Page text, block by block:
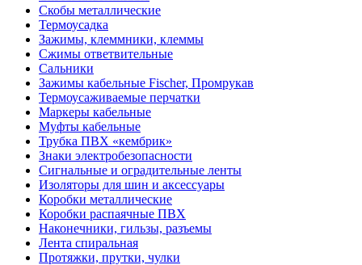
Скобы металлические
Термоусадка
Зажимы, клеммники, клеммы
Сжимы ответвительные
Сальники
Зажимы кабельные Fischer, Промрукав
Термоусаживаемые перчатки
Маркеры кабельные
Муфты кабельные
Трубка ПВХ «кембрик»
Знаки электробезопасности
Сигнальные и оградительные ленты
Изоляторы для шин и аксессуары
Коробки металлические
Коробки распаячные ПВХ
Наконечники, гильзы, разъемы
Лента спиральная
Протяжки, прутки, чулки